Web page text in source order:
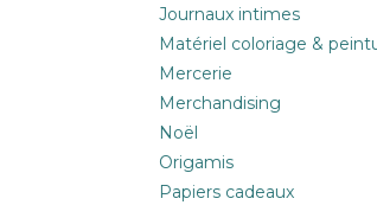
Journaux intimes
Matériel coloriage &
Mercerie
Merchandising
Noël
Origamis
Papiers cadeaux